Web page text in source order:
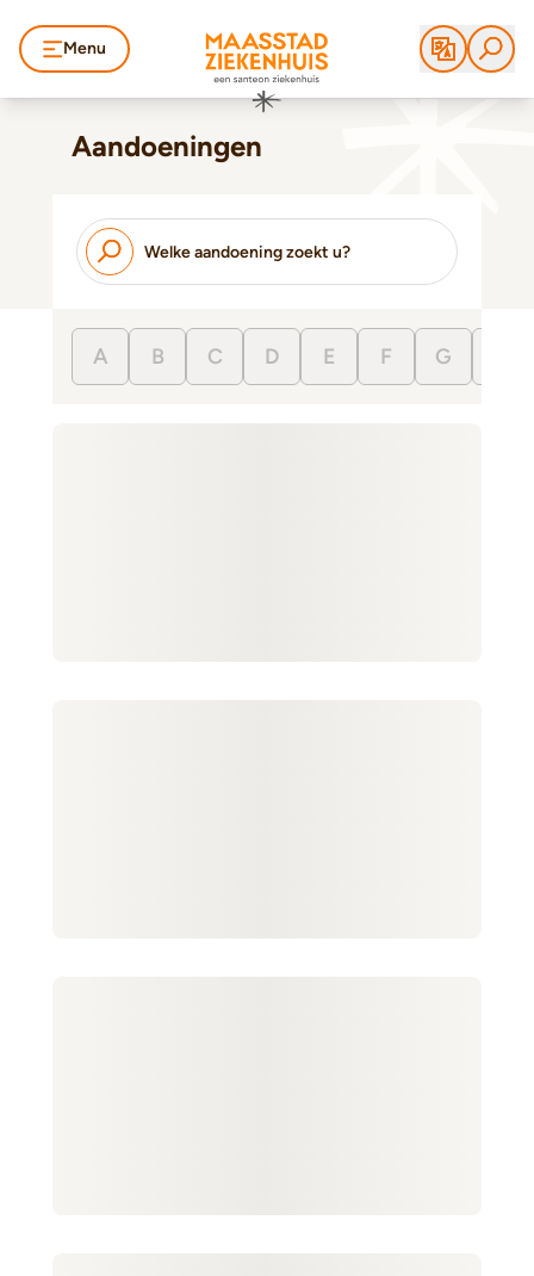
Menu
Aandoeningen
A B C D E F G